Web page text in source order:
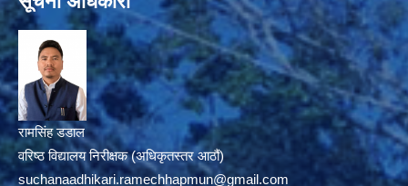
रामसिंह डडाल
वरिष्ठ विद्यालय निरीक्षक (अधिकृतस्तर आठौं)
suchanaadhikari.ramechhapmun@gmail.com